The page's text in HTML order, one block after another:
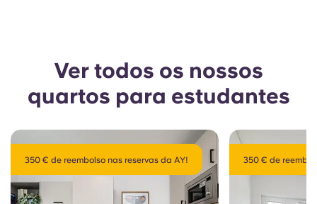
Ver todos os nossos
quartos para estudantes
350 € de reembolso nas reservas da AY! 350 € de